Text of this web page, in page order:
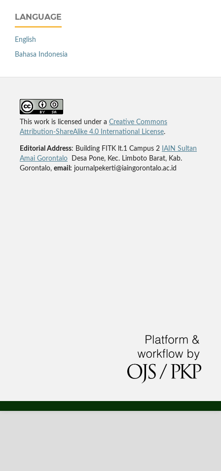
LANGUAGE
English
Bahasa Indonesia
This work is licensed under a Creative Commons
Attribution-ShareAlike 4.0 International License.
Editorial Address: Building FITK lt.1 Campus 2 IAIN Sultan
Amai GorontaloDesa Pone, Kec. Limboto Barat, Kab.
Gorontalo, email: journalpekerti@iaingorontalo.ac.id